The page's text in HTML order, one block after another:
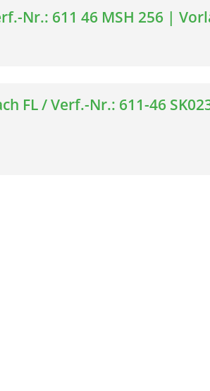
Nr.: 611 46 MSH 256 |
FL / Verf.-Nr.: 611-46